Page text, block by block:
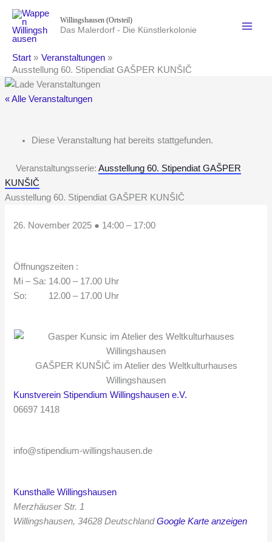
Inhalt
springen
Willingshausen (Ortsteil)
Das Malerdorf - Die Künstlerkolonie
Start
Veranstaltungen
Ausstellung 60. Stipendiat GAŠPER KUNŠIČ
« Alle Veranstaltungen
Diese Veranstaltung hat bereits stattgefunden.
Veranstaltungsserie: Ausstellung 60. Stipendiat GAŠPER
KUNŠIČ
Ausstellung 60. Stipendiat GAŠPER KUNŠIČ
26. November 2025 ● 14:00– 17:00
Öffnungszeiten :
Mi – Sa: 14.00 – 17.00 Uhr
So: 12.00 – 17.00 Uhr
GAŠPER KUNŠIČ im Atelier des Weltkulturhauses
Willingshausen
Kunstverein Stipendium Willingshausen e.V.
06697 1418
info@stipendium-willingshausen.de
Kunsthalle Willingshausen
Merzhäuser Str. 1
Willingshausen, 34628 Deutschland Google Karte anzeigen